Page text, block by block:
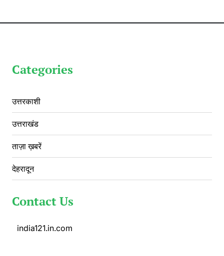
Categories
उत्तरकाशी
उत्तराखंड
ताज़ा ख़बरें
देहरादून
Contact Us
india121.in.com